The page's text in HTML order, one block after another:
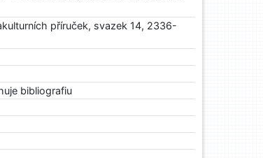
příruček, svazek 14, 2336-
bibliografiu